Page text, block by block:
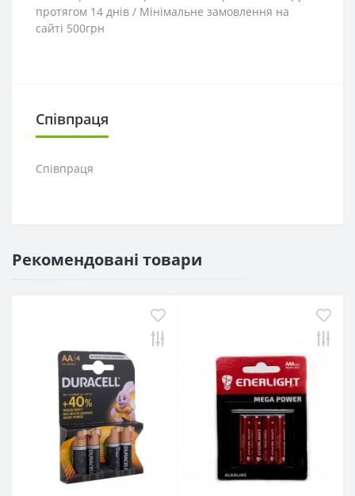
протягом 14 днів / Мінімальне замовлення на
сайті 500грн
Співпраця
Співпраця
Рекомендовані товари